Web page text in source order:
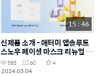
15 : 46
신제품 소개 - 애터미 앱솔루트
스노우 페이셜 마스크 리뉴얼 &
애터미 블렌딩 티 (단품)
585 60
4
2024.03.04